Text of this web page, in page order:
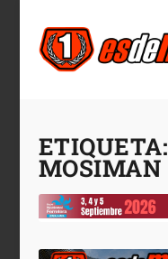
ETIQUETA:
MOSIMAN